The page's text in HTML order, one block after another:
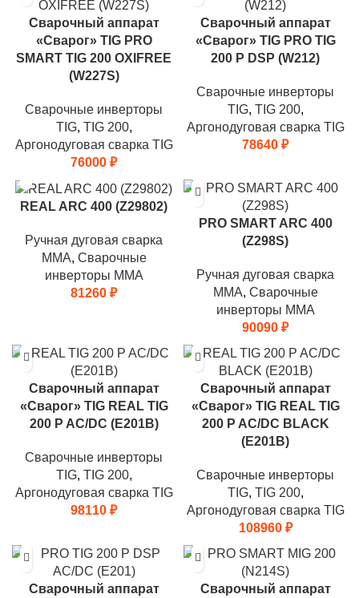
Сварочный аппарат
«Сварог» TIG PRO
SMART TIG 200 OXIFREE
(W227S)
Сварочные инверторы
TIG, TIG 200,
Аргонодуговая сварка TIG
76000 ₽
Сварочный аппарат
«Сварог» TIG PRO TIG
200 P DSP (W212)
Сварочные инверторы
TIG, TIG 200,
Аргонодуговая сварка TIG
78640 ₽
REAL ARC 400 (Z29802)
Ручная дуговая сварка
MMA, Сварочные
инверторы MMA
81260 ₽
PRO SMART ARC 400
(Z298S)
Ручная дуговая сварка
MMA, Сварочные
инверторы MMA
90090 ₽
Сварочный аппарат
«Сварог» TIG REAL TIG
200 P AC/DC (E201B)
Сварочные инверторы
TIG, TIG 200,
Аргонодуговая сварка TIG
98110 ₽
Сварочный аппарат
«Сварог» TIG REAL TIG
200 P AC/DC BLACK
(E201B)
Сварочные инверторы
TIG, TIG 200,
Аргонодуговая сварка TIG
108960 ₽
Сварочный аппарат
Сварочный аппарат